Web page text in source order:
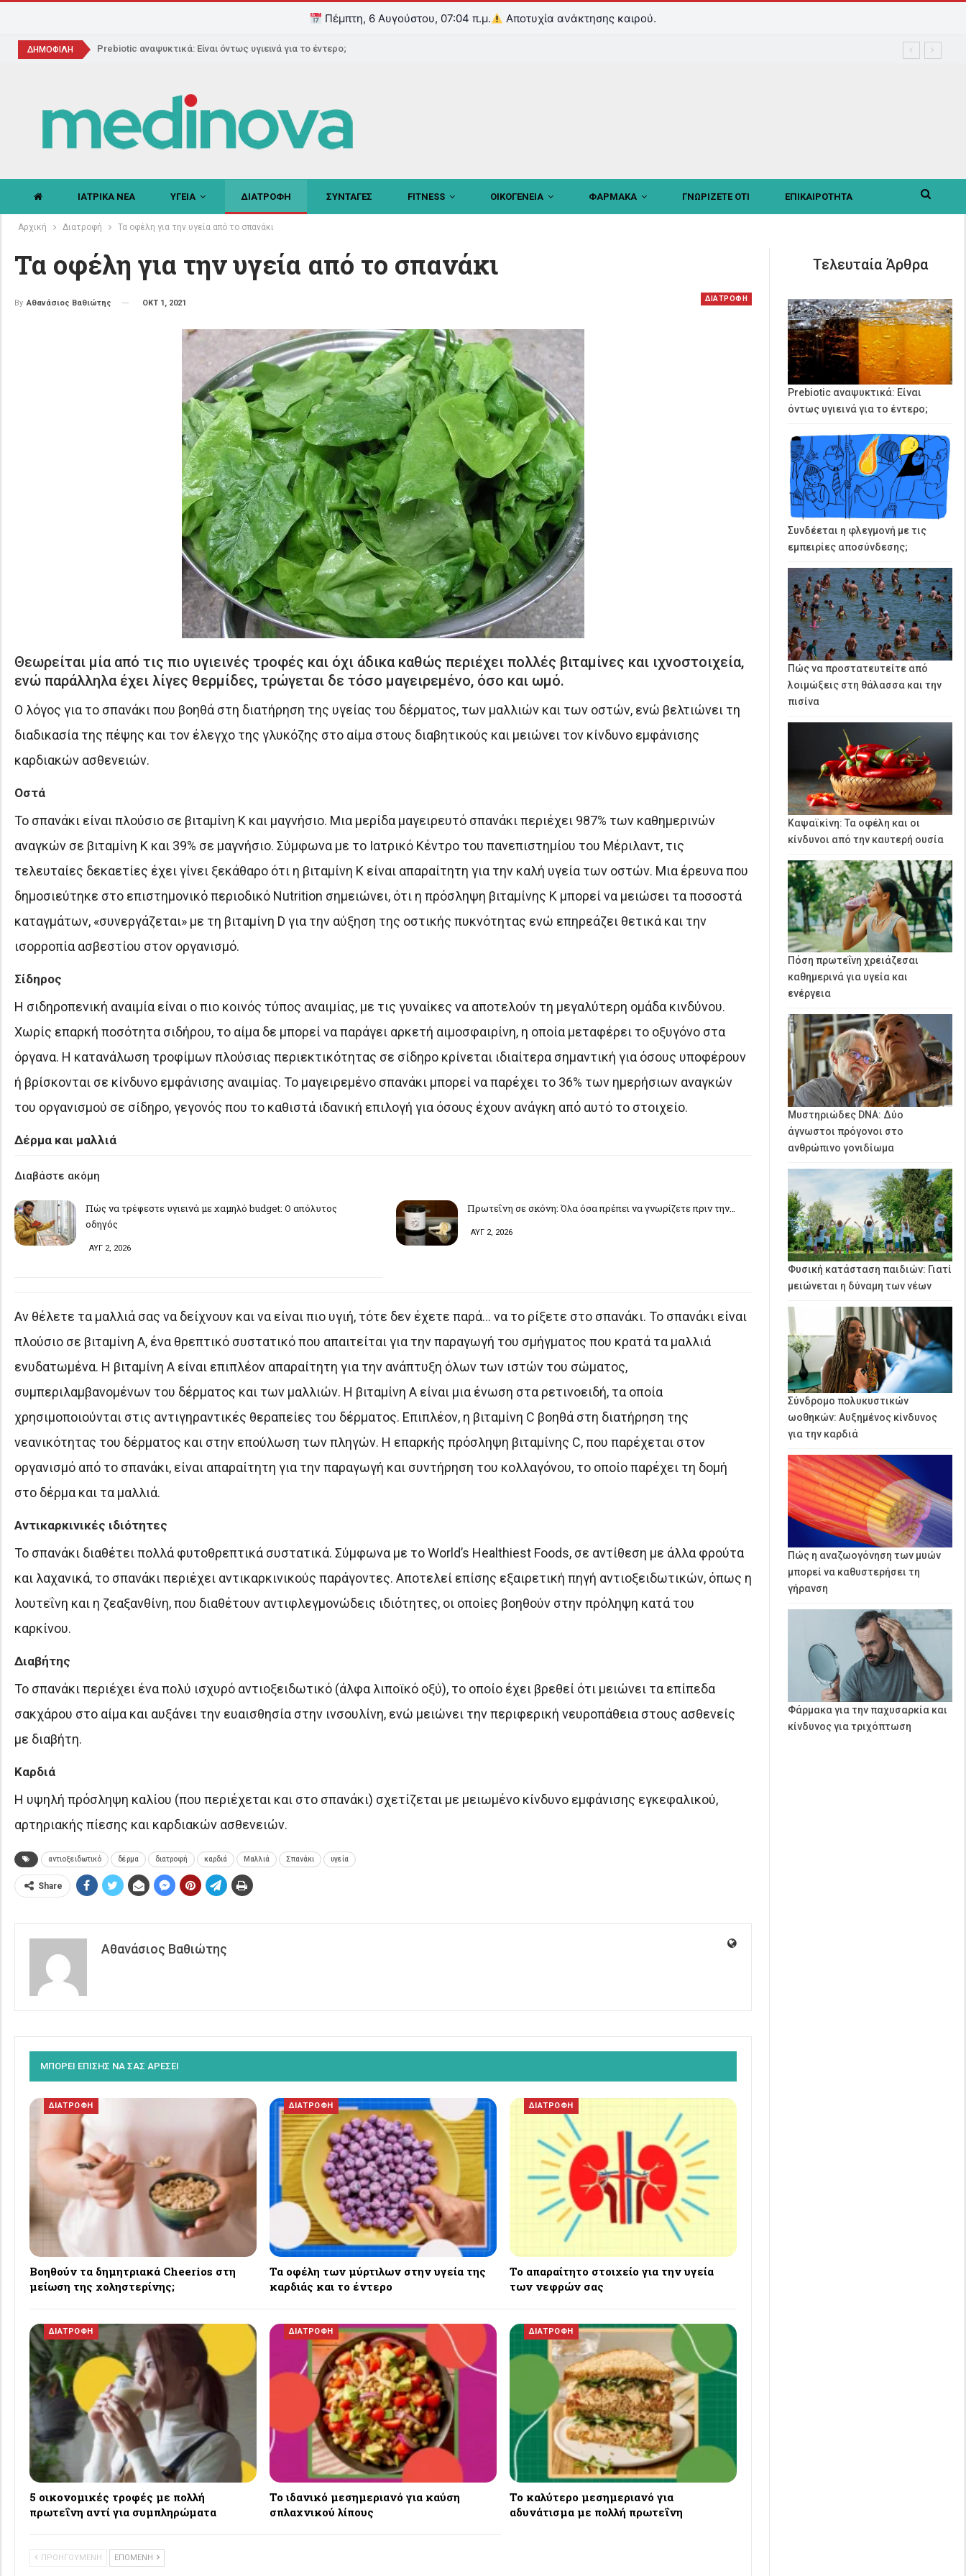
Πέμπτη, 6 Αυγούστου, 07:04 π.μ. Αποτυχία ανάκτησης καιρού.
ΔΗΜΟΦΙΛΗ Prebiotic αναψυκτικά: Είναι όντως υγιεινά για το έντερο;
ΙΑΤΡΙΚΑ ΝΕΑ ΥΓΕΙΑ ΔΙΑΤΡΟΦΗ ΣΥΝΤΑΓΕΣ FITNESS ΟΙΚΟΓΕΝΕΙΑ ΦΑΡΜΑΚΑ ΓΝΩΡΙΖΕΤΕ ΟΤΙ ΕΠΙΚΑΙΡΟΤΗΤΑ
Αρχική Διατροφή Τα οφέλη για την υγεία από το σπανάκι
Τα οφέλη για την υγεία από το σπανάκι
ΔΙΑΤΡΟΦΗ
By Αθανάσιος Βαθιώτης ΟΚΤ 1, 2021
Θεωρείται μία από τις πιο υγιεινές τροφές και όχι άδικα καθώς περιέχει πολλές βιταμίνες και ιχνοστοιχεία,
ενώ παράλληλα έχει λίγες θερμίδες, τρώγεται δε τόσο μαγειρεμένο, όσο και ωμό.
Ο λόγος για το σπανάκι που βοηθά στη διατήρηση της υγείας του δέρματος, των μαλλιών και των οστών, ενώ βελτιώνει τη
διαδικασία της πέψης και τον έλεγχο της γλυκόζης στο αίμα στους διαβητικούς και μειώνει τον κίνδυνο εμφάνισης
καρδιακών ασθενειών.
Οστά
Το σπανάκι είναι πλούσιο σε βιταμίνη Κ και μαγνήσιο. Μια μερίδα μαγειρευτό σπανάκι περιέχει 987% των καθημερινών
αναγκών σε βιταμίνη Κ και 39% σε μαγνήσιο. Σύμφωνα με το Ιατρικό Κέντρο του πανεπιστημίου του Μέριλαντ, τις
τελευταίες δεκαετίες έχει γίνει ξεκάθαρο ότι η βιταμίνη Κ είναι απαραίτητη για την καλή υγεία των οστών. Μια έρευνα που
δημοσιεύτηκε στο επιστημονικό περιοδικό Nutrition σημειώνει, ότι η πρόσληψη βιταμίνης Κ μπορεί να μειώσει τα ποσοστά
καταγμάτων, «συνεργάζεται» με τη βιταμίνη D για την αύξηση της οστικής πυκνότητας ενώ επηρεάζει θετικά και την
ισορροπία ασβεστίου στον οργανισμό.
Σίδηρος
Η σιδηροπενική αναιμία είναι ο πιο κοινός τύπος αναιμίας, με τις γυναίκες να αποτελούν τη μεγαλύτερη ομάδα κινδύνου.
Χωρίς επαρκή ποσότητα σιδήρου, το αίμα δε μπορεί να παράγει αρκετή αιμοσφαιρίνη, η οποία μεταφέρει το οξυγόνο στα
όργανα. Η κατανάλωση τροφίμων πλούσιας περιεκτικότητας σε σίδηρο κρίνεται ιδιαίτερα σημαντική για όσους υποφέρουν
ή βρίσκονται σε κίνδυνο εμφάνισης αναιμίας. Το μαγειρεμένο σπανάκι μπορεί να παρέχει το 36% των ημερήσιων αναγκών
του οργανισμού σε σίδηρο, γεγονός που το καθιστά ιδανική επιλογή για όσους έχουν ανάγκη από αυτό το στοιχείο.
Δέρμα και μαλλιά
Διαβάστε ακόμη
Πώς να τρέφεστε υγιεινά με χαμηλό budget: Ο απόλυτος
οδηγός
ΑΥΓ 2, 2026
Πρωτεΐνη σε σκόνη: Όλα όσα πρέπει να γνωρίζετε πριν την…
ΑΥΓ 2, 2026
Αν θέλετε τα μαλλιά σας να δείχνουν και να είναι πιο υγιή, τότε δεν έχετε παρά… να το ρίξετε στο σπανάκι. Το σπανάκι είναι
πλούσιο σε βιταμίνη Α, ένα θρεπτικό συστατικό που απαιτείται για την παραγωγή του σμήγματος που κρατά τα μαλλιά
ενυδατωμένα. Η βιταμίνη Α είναι επιπλέον απαραίτητη για την ανάπτυξη όλων των ιστών του σώματος,
συμπεριλαμβανομένων του δέρματος και των μαλλιών. Η βιταμίνη Α είναι μια ένωση στα ρετινοειδή, τα οποία
χρησιμοποιούνται στις αντιγηραντικές θεραπείες του δέρματος. Επιπλέον, η βιταμίνη C βοηθά στη διατήρηση της
νεανικότητας του δέρματος και στην επούλωση των πληγών. Η επαρκής πρόσληψη βιταμίνης C, που παρέχεται στον
οργανισμό από το σπανάκι, είναι απαραίτητη για την παραγωγή και συντήρηση του κολλαγόνου, το οποίο παρέχει τη δομή
στο δέρμα και τα μαλλιά.
Αντικαρκινικές ιδιότητες
Το σπανάκι διαθέτει πολλά φυτοθρεπτικά συστατικά. Σύμφωνα με το World’s Healthiest Foods, σε αντίθεση με άλλα φρούτα
και λαχανικά, το σπανάκι περιέχει αντικαρκινικούς παράγοντες. Αποτελεί επίσης εξαιρετική πηγή αντιοξειδωτικών, όπως η
λουτεΐνη και η ζεαξανθίνη, που διαθέτουν αντιφλεγμονώδεις ιδιότητες, οι οποίες βοηθούν στην πρόληψη κατά του
καρκίνου.
Διαβήτης
Το σπανάκι περιέχει ένα πολύ ισχυρό αντιοξειδωτικό (άλφα λιποϊκό οξύ), το οποίο έχει βρεθεί ότι μειώνει τα επίπεδα
σακχάρου στο αίμα και αυξάνει την ευαισθησία στην ινσουλίνη, ενώ μειώνει την περιφερική νευροπάθεια στους ασθενείς
με διαβήτη.
Καρδιά
Η υψηλή πρόσληψη καλίου (που περιέχεται και στο σπανάκι) σχετίζεται με μειωμένο κίνδυνο εμφάνισης εγκεφαλικού,
αρτηριακής πίεσης και καρδιακών ασθενειών.
αντιοξειδωτικό δέρμα διατροφή καρδιά Μαλλιά Σπανάκι υγεία
Share
Αθανάσιος Βαθιώτης
ΜΠΟΡΕΙ ΕΠΙΣΗΣ ΝΑ ΣΑΣ ΑΡΕΣΕΙ
ΔΙΑΤΡΟΦΗ
Βοηθούν τα δημητριακά Cheerios στη
μείωση της χοληστερίνης;
ΔΙΑΤΡΟΦΗ
Τα οφέλη των μύρτιλων στην υγεία της
καρδιάς και το έντερο
ΔΙΑΤΡΟΦΗ
Το απαραίτητο στοιχείο για την υγεία
των νεφρών σας
ΔΙΑΤΡΟΦΗ
5 οικονομικές τροφές με πολλή
πρωτεΐνη αντί για συμπληρώματα
ΔΙΑΤΡΟΦΗ
Το ιδανικό μεσημεριανό για καύση
σπλαχνικού λίπους
ΔΙΑΤΡΟΦΗ
Το καλύτερο μεσημεριανό για
αδυνάτισμα με πολλή πρωτεΐνη
ΠΡΟΗΓΟΥΜΕΝΗ ΕΠΟΜΕΝΗ
Τελευταία Άρθρα
Prebiotic αναψυκτικά: Είναι
όντως υγιεινά για το έντερο;
Συνδέεται η φλεγμονή με τις
εμπειρίες αποσύνδεσης;
Πώς να προστατευτείτε από
λοιμώξεις στη θάλασσα και την
πισίνα
Καψαϊκίνη: Τα οφέλη και οι
κίνδυνοι από την καυτερή ουσία
Πόση πρωτεΐνη χρειάζεσαι
καθημερινά για υγεία και
ενέργεια
Μυστηριώδες DNA: Δύο
άγνωστοι πρόγονοι στο
ανθρώπινο γονιδίωμα
Φυσική κατάσταση παιδιών: Γιατί
μειώνεται η δύναμη των νέων
Σύνδρομο πολυκυστικών
ωοθηκών: Αυξημένος κίνδυνος
για την καρδιά
Πώς η αναζωογόνηση των μυών
μπορεί να καθυστερήσει τη
γήρανση
Φάρμακα για την παχυσαρκία και
κίνδυνος για τριχόπτωση